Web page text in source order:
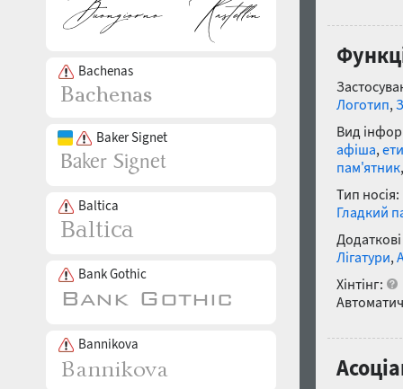
Bachenas
Baker Signet
Baltica
Bank Gothic
Bannikova
Логотип,
Вид
афіша,
пам'ятник
Тип носія:
Гладкий
Лігатури,
Хінтінг: